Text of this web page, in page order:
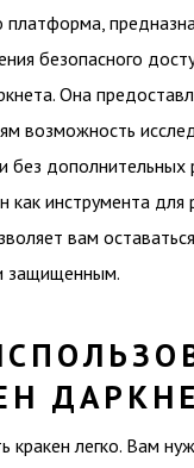
платформа,
безопасного
Она
возможность
без дополнительных
как инструмента для
вам оставаться
защищенным.
кракен легко. Вам